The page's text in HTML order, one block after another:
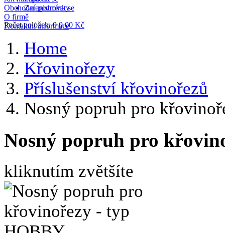
Zaregistrovat se
Počet položek: 0 0,00 Kč
Obchodní podmínky
O firmě
Kontaktní informace
Home
Křovinořezy
Příslušenství křovinořezů
Nosný popruh pro
Nosný popruh pro
kliknutím zvětšíte